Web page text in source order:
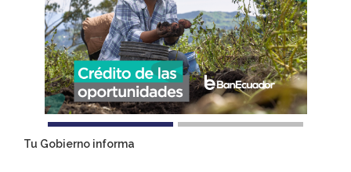
Tu Gobierno informa